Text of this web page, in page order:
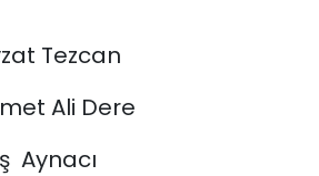
Tezcan
Ali Dere
Aynacı